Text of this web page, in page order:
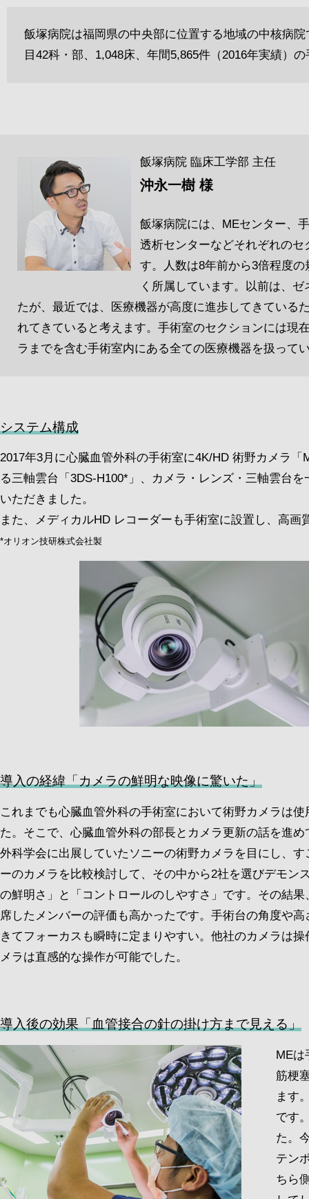
飯塚病院は福岡県の中央部に位置する地域の中核病
目42科・部、1,048床、年間5,865件（2016年実績）
飯塚病院 臨床工学部 主任
沖永一樹 様
飯塚病院には、MEセンター、
透析センターなどそれぞれの
す。人数は8年前から3倍程度
く所属しています。以前は、
たが、最近では、医療機器が高度に進歩してきている
れてきていると考えます。手術室のセクションには現
ラまでを含む手術室内にある全ての医療機器を扱って
システム構成
2017年3月に心臓血管外科の手術室に4K/HD 術野カメラ
る三軸雲台「3DS-H100*」、カメラ・レンズ・三軸雲台
いただきました。
また、メディカルHD レコーダーも手術室に設置し、高
*オリオン技研株式会社製
導入の経緯「カメラの鮮明な映像に驚いた」
これまでも心臓血管外科の手術室において術野カメラは
た。そこで、心臓血管外科の部長とカメラ更新の話を進
外科学会に出展していたソニーの術野カメラを目にし、
ーのカメラを比較検討して、その中から2社を選びデモ
の鮮明さ」と「コントロールのしやすさ」です。その結
席したメンバーの評価も高かったです。手術台の角度や
きてフォーカスも瞬時に定まりやすい。他社のカメラは
メラは直感的な操作が可能でした。
導入後の効果「血管接合の針の掛け方まで見える」
MEは
筋梗
ます
です
た。
テン
ちら